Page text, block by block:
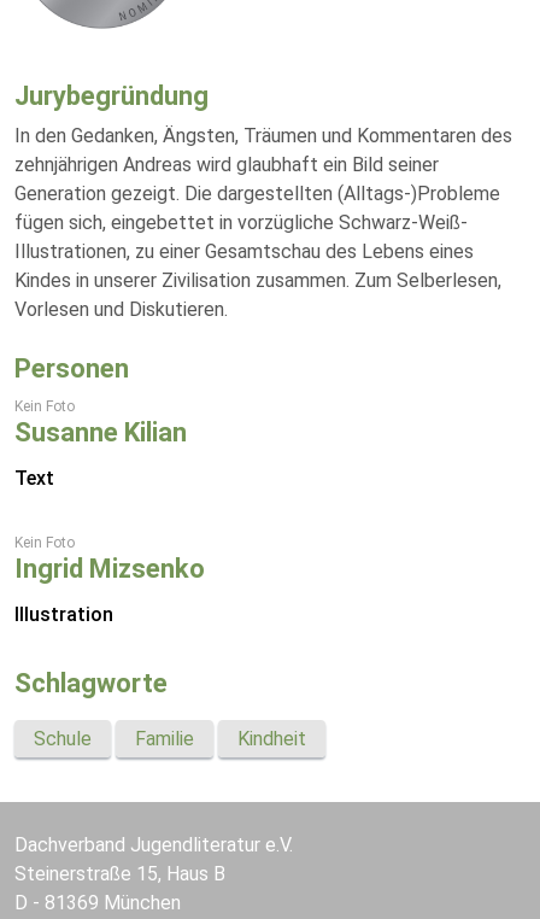
Jurybegründung
In den Gedanken, Ängsten, Träumen und Kommentaren des
zehnjährigen Andreas wird glaubhaft ein Bild seiner
Generation gezeigt. Die dargestellten (Alltags-)Probleme
fügen sich, eingebettet in vorzügliche Schwarz-Weiß-
Illustrationen, zu einer Gesamtschau des Lebens eines
Kindes in unserer Zivilisation zusammen. Zum Selberlesen,
Vorlesen und Diskutieren.
Personen
Kein Foto
Susanne Kilian
Text
Kein Foto
Ingrid Mizsenko
Illustration
Schlagworte
Schule Familie Kindheit
Dachverband Jugendliteratur e.V.
Steinerstraße 15, Haus B
D - 81369 München